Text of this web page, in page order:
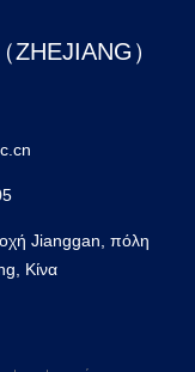
）
Jianggan, πόλη
Κίνα